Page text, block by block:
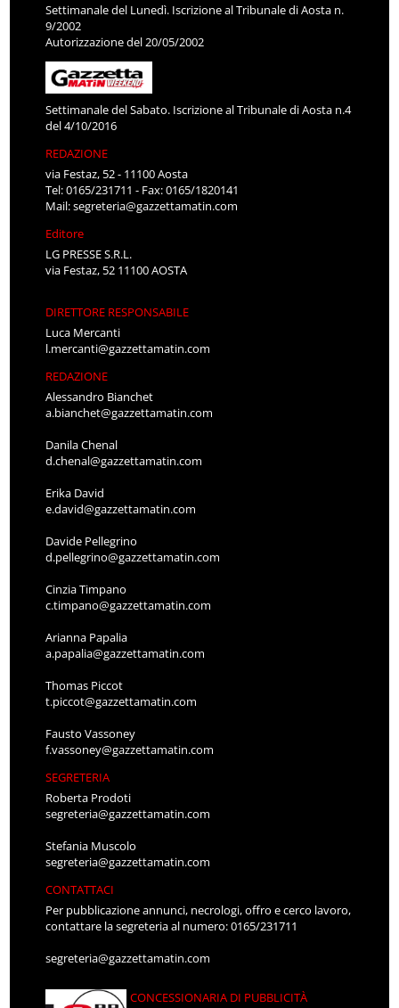
Settimanale del Lunedì. Iscrizione al Tribunale di Aosta n.
9/2002
Autorizzazione del 20/05/2002
Settimanale del Sabato. Iscrizione al Tribunale di Aosta n.4
del 4/10/2016
REDAZIONE
via Festaz, 52 - 11100 Aosta
Tel: 0165/231711 - Fax: 0165/1820141
Mail:segreteria@gazzettamatin.com
Editore
LG PRESSE S.R.L.
via Festaz, 52 11100 AOSTA
DIRETTORE RESPONSABILE
Luca Mercanti
l.mercanti@gazzettamatin.com
REDAZIONE
Alessandro Bianchet
a.bianchet@gazzettamatin.com
Danila Chenal
d.chenal@gazzettamatin.com
Erika David
e.david@gazzettamatin.com
Davide Pellegrino
d.pellegrino@gazzettamatin.com
Cinzia Timpano
c.timpano@gazzettamatin.com
Arianna Papalia
a.papalia@gazzettamatin.com
Thomas Piccot
t.piccot@gazzettamatin.com
Fausto Vassoney
f.vassoney@gazzettamatin.com
SEGRETERIA
Roberta Prodoti
segreteria@gazzettamatin.com
Stefania Muscolo
segreteria@gazzettamatin.com
CONTATTACI
Per pubblicazione annunci, necrologi, offro e cerco lavoro,
contattare la segreteria al numero: 0165/231711
segreteria@gazzettamatin.com
CONCESSIONARIA DI PUBBLICITÀ